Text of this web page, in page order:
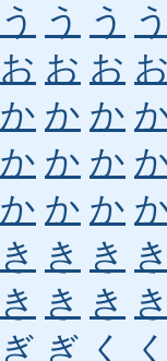
う う う
お お お
か か か
か か か
か か か
き き き
き き き
ぎ ぎ く